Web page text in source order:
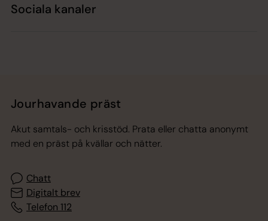
Sociala kanaler
Jourhavande präst
Akut samtals- och krisstöd. Prata eller chatta anonymt
med en präst på kvällar och nätter.
Chatt
Digitalt brev
Telefon 112